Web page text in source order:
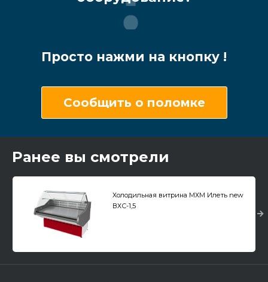
Просто нажми на кнопку !
Сообщить о поломке
Ранее вы смотрели
Холодильная витрина МХМ Илеть new
ВХС-1,5